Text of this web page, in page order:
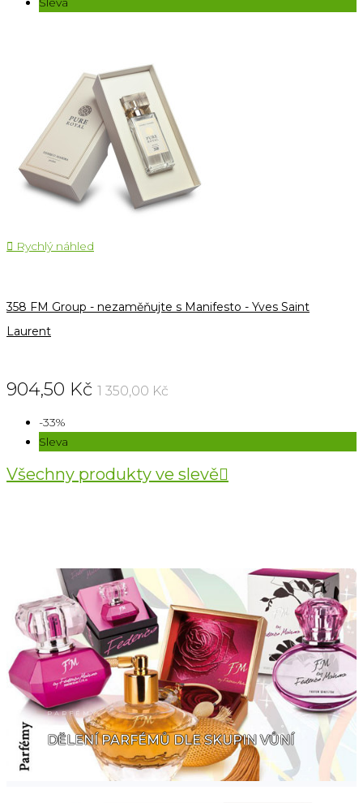
 Rychlý náhled
358 FM Group - nezaměňujte s Manifesto - Yves Saint
Laurent
904,50 Kč 1 350,00 Kč
-33%
Sleva
Všechny produkty ve slevě
PARFÉMY
DĚLENÍ PARFÉMŮ DLE SKUPIN VŮNÍ